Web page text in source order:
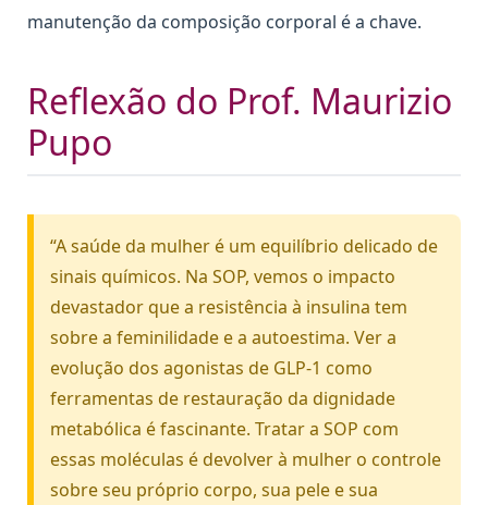
manutenção da composição corporal é a chave.
Reflexão do Prof. Maurizio
Pupo
“A saúde da mulher é um equilíbrio delicado de
sinais químicos. Na SOP, vemos o impacto
devastador que a resistência à insulina tem
sobre a feminilidade e a autoestima. Ver a
evolução dos agonistas de GLP-1 como
ferramentas de restauração da dignidade
metabólica é fascinante. Tratar a SOP com
essas moléculas é devolver à mulher o controle
sobre seu próprio corpo, sua pele e sua